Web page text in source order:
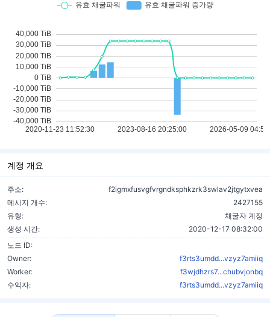
계정 개요
주소:
f2igmxfusvgfvrgndksphkzrk3swlav2jtgytxvea
메시지 개수:
2427155
유형:
채굴자 계정
생성 시간:
2020-12-17 08:32:00
노드 ID:
Owner:
f3rts3umdd...vzyz7amiiq
Worker:
f3wjdhzrs7...chubvjonbq
수익자:
f3rts3umdd...vzyz7amiiq